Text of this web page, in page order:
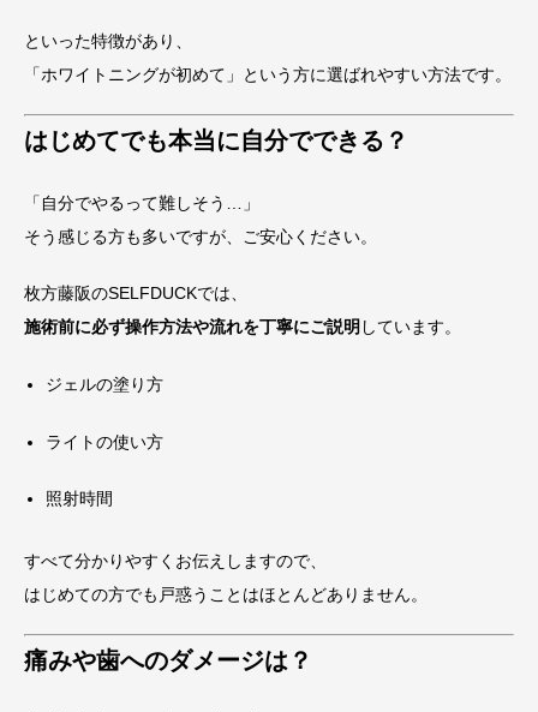
といった特徴があり、
「ホワイトニングが初めて」という方に選ばれやすい方法です。
はじめてでも本当に自分でできる？
「自分でやるって難しそう…」
そう感じる方も多いですが、ご安心ください。
枚方藤阪のSELFDUCKでは、
施術前に必ず操作方法や流れを丁寧にご説明 しています。
ジェルの塗り方
ライトの使い方
照射時間
すべて分かりやすくお伝えしますので、
はじめての方でも戸惑うことはほとんどありません。
痛みや歯へのダメージは？